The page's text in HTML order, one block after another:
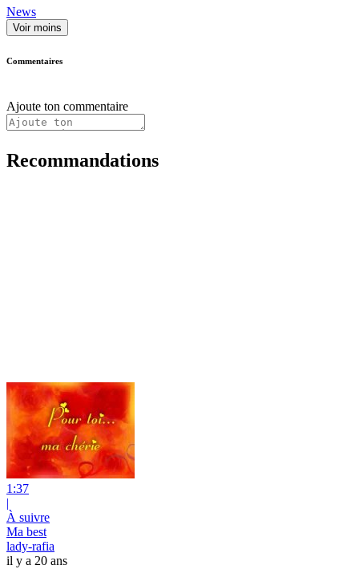
News
Voir moins
Commentaires
Ajoute ton commentaire
Recommandations
1:37
|
À suivre
Ma best
lady-rafia
il y a 20 ans